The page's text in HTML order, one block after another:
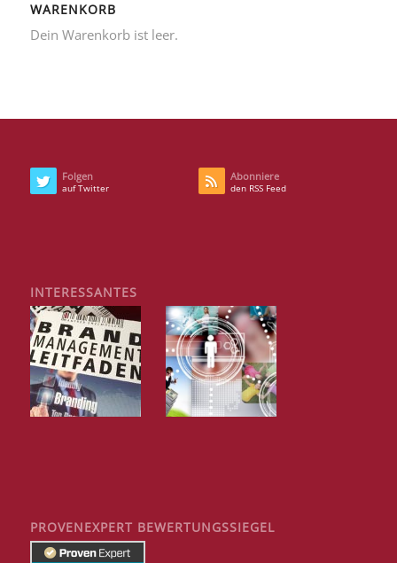
WARENKORB
Dein Warenkorb ist leer.
Folgen
auf Twitter
Abonniere
den RSS Feed
INTERESSANTES
PROVENEXPERT BEWERTUNGSSIEGEL